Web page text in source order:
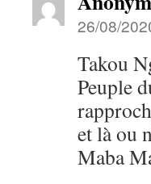
26/08/
Takou
Peuple
et là ou
Maba